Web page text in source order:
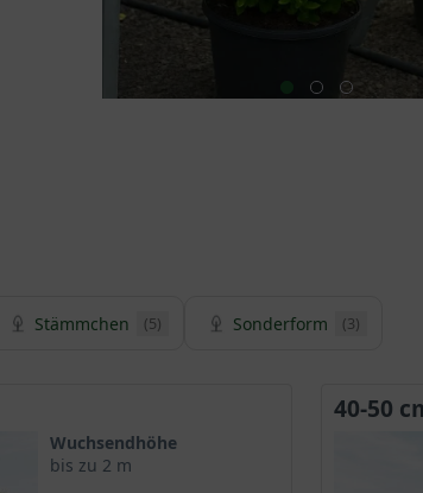
Stämmchen (5) Sonderform (3)
Wuchsendhöhe
bis zu 2 m
40-50